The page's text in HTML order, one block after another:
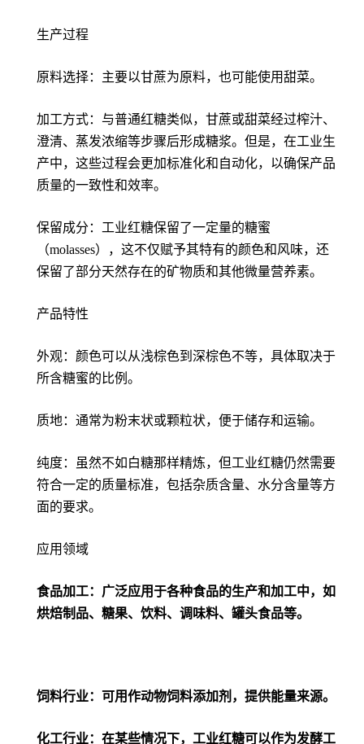
生产过程
原料选择：主要以甘蔗为原料，也可能使用甜菜。
加工方式：与普通红糖类似，甘蔗或甜菜经过榨汁、
澄清、蒸发浓缩等步骤后形成糖浆。但是，在工业生
产中，这些过程会更加标准化和自动化，以确保产品
质量的一致性和效率。
保留成分：工业红糖保留了一定量的糖蜜
（molasses），这不仅赋予其特有的颜色和风味，还
保留了部分天然存在的矿物质和其他微量营养素。
产品特性
外观：颜色可以从浅棕色到深棕色不等，具体取决于
所含糖蜜的比例。
质地：通常为粉末状或颗粒状，便于储存和运输。
纯度：虽然不如白糖那样精炼，但工业红糖仍然需要
符合一定的质量标准，包括杂质含量、水分含量等方
面的要求。
应用领域
食品加工：广泛应用于各种食品的生产和加工中，如
烘焙制品、糖果、饮料、调味料、罐头食品等。
饲料行业：可用作动物饲料添加剂，提供能量来源。
化工行业：在某些情况下，工业红糖可以作为发酵工